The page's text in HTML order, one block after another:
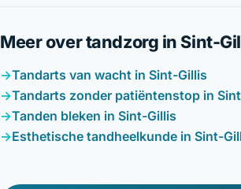
Meer over tandzorg in Sint-
Tandarts van wacht in Sint-Gillis
Tandarts zonder patiëntenstop in
Tanden bleken in Sint-Gillis
Esthetische tandheelkunde in Sint-